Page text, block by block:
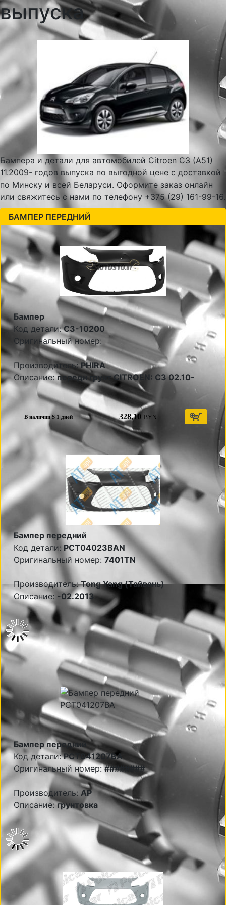
выпуска
Бампера и детали для автомобилей Citroen C3 (A51)
11.2009- годов выпуска по выгодной цене с доставкой
по Минску и всей Беларуси. Оформите заказ онлайн
или свяжитесь с нами по телефону +375 (29) 161-99-16.
БАМПЕР ПЕРЕДНИЙ
Бампер
Код детали:C3-10200
Оригинальный номер:
Производитель:PHIRA
Описание:передн грунт CITROEN: C3 02.10-
В наличии S 1 дней 328,10 BYN
Бампер передний
Код детали: PCT04023BAN
Оригинальный номер: 7401TN
Производитель:Tong Yang (Тайвань)
Описание: -02.2013
Бампер передний
Код детали:PCT041207BA
Оригинальный номер:########
Производитель: AP
Описание:грунтовка